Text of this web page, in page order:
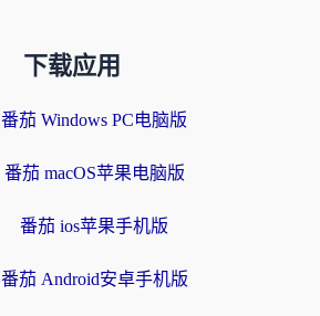
下载应用
番茄 Windows PC电脑版
番茄 macOS苹果电脑版
番茄 ios苹果手机版
番茄 Android安卓手机版